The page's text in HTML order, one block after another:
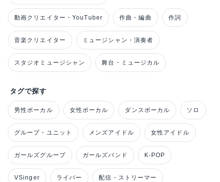
動画クリエイター・YouTuber 作曲・編曲 作詞
音楽クリエイター ミュージシャン・演奏者
スタジオミュージシャン 舞台・ミュージカル
タグで探す
男性ボーカル 女性ボーカル ダンスボーカル ソロ
グループ・ユニット メンズアイドル 女性アイドル
ガールズグループ ガールズバンド K-POP
VSinger ライバー 配信・ストリーマー